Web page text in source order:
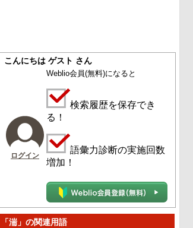
こんにちは ゲスト さん
ログイン
Weblio会員(無料)になると
検索履歴を保存でき
る！
語彙力診断の実施回数
増加！
「湍」の関連用語